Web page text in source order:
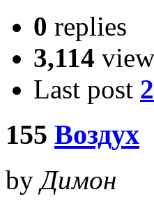
0 replies
3,114
Last post
155 Воздух
byДимон